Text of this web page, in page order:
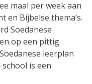
maal per week aan
en Bijbelse thema’s.
Soedanese
op een pittig
leerplan
is een